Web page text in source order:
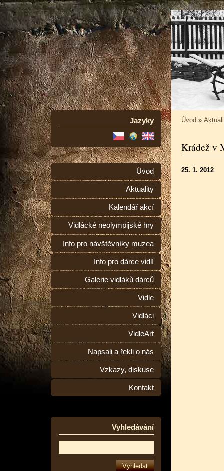
Jazyky
Úvod
Aktuality
Kalendář akcí
Vidlácké neolympijské hry
Info pro návštěvníky muzea
Info pro dárce vidlí
Galerie vidláků dárců
Vidle
Vidláci
VidleArt
Napsali a řekli o nás
Vzkazy, diskuse
Kontakt
Vyhledávání
Úvod »
Krádež v
25. 1. 2012